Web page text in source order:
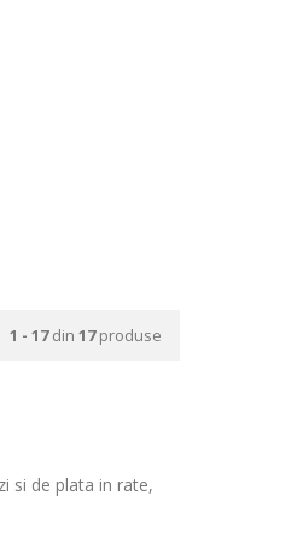
1 - 17din 17produse
si de plata in rate,